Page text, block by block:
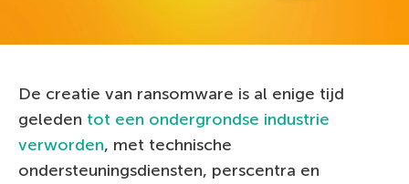
De creatie van ransomware is al enige tijd
geleden tot een ondergrondse industrie
verworden, met technische
ondersteuningsdiensten, perscentra en